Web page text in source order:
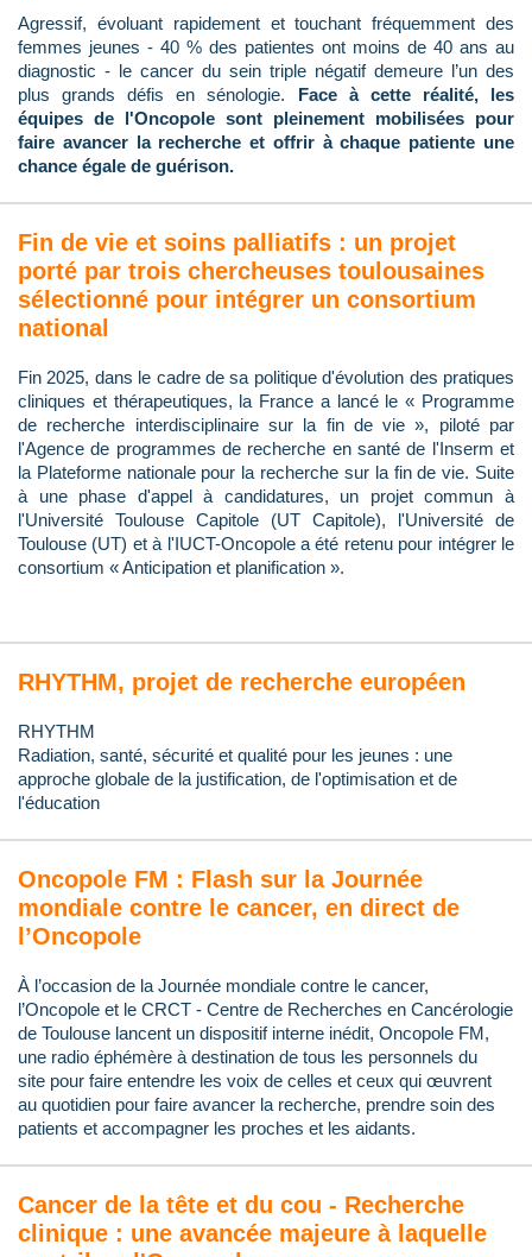
Agressif, évoluant rapidement et touchant fréquemment des
femmes jeunes - 40 % des patientes ont moins de 40 ans au
diagnostic - le cancer du sein triple négatif demeure l’un des
plus grands défis en sénologie. Face à cette réalité, les
équipes de l'Oncopole sont pleinement mobilisées pour
faire avancer la recherche et offrir à chaque patiente une
chance égale de guérison.
Fin de vie et soins palliatifs : un projet
porté par trois chercheuses toulousaines
sélectionné pour intégrer un consortium
national
Fin 2025, dans le cadre de sa politique d'évolution des pratiques
cliniques et thérapeutiques, la France a lancé le « Programme
de recherche interdisciplinaire sur la fin de vie », piloté par
l'Agence de programmes de recherche en santé de l'Inserm et
la Plateforme nationale pour la recherche sur la fin de vie. Suite
à une phase d'appel à candidatures, un projet commun à
l'Université Toulouse Capitole (UT Capitole), l'Université de
Toulouse (UT) et à l'IUCT-Oncopole a été retenu pour intégrer le
consortium « Anticipation et planification ».
RHYTHM, projet de recherche européen
RHYTHM
Radiation, santé, sécurité et qualité pour les jeunes : une
approche globale de la justification, de l'optimisation et de
l'éducation
Oncopole FM : Flash sur la Journée
mondiale contre le cancer, en direct de
l’Oncopole
À l’occasion de la Journée mondiale contre le cancer,
l’Oncopole et le CRCT - Centre de Recherches en Cancérologie
de Toulouse lancent un dispositif interne inédit, Oncopole FM,
une radio éphémère à destination de tous les personnels du
site pour faire entendre les voix de celles et ceux qui œuvrent
au quotidien pour faire avancer la recherche, prendre soin des
patients et accompagner les proches et les aidants.
Cancer de la tête et du cou - Recherche
clinique : une avancée majeure à laquelle